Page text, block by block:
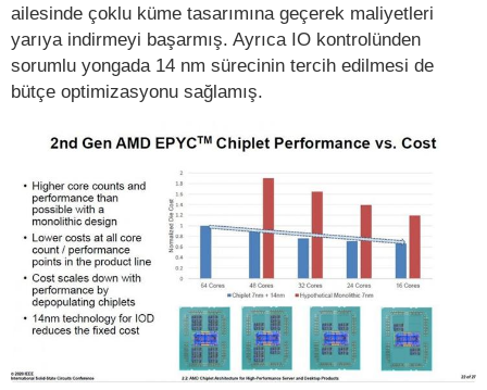
ailesinde çoklu küme tasarımına geçerek maliyetleri
yarıya indirmeyi başarmış. Ayrıca IO kontrolünden
sorumlu yongada 14 nm sürecinin tercih edilmesi de
bütçe optimizasyonu sağlamış.